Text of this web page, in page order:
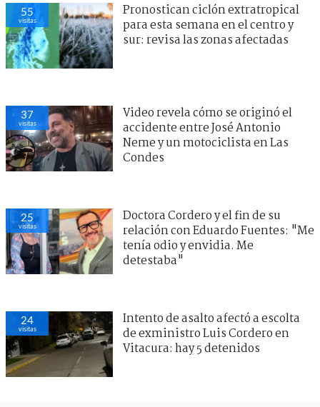
55
visitas
Pronostican ciclón extratropical
para esta semana en el centro y
sur: revisa las zonas afectadas
37
visitas
Video revela cómo se originó el
accidente entre José Antonio
Neme y un motociclista en Las
Condes
25
visitas
Doctora Cordero y el fin de su
relación con Eduardo Fuentes: "Me
tenía odio y envidia. Me
detestaba"
24
visitas
Intento de asalto afectó a escolta
de exministro Luis Cordero en
Vitacura: hay 5 detenidos